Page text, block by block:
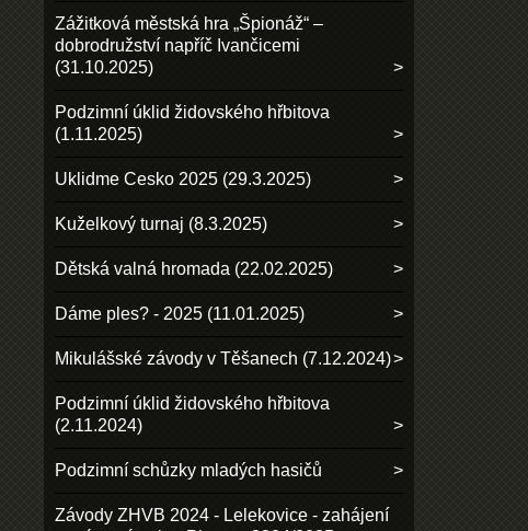
Zážitková městská hra „Špionáž“ –
dobrodružství napříč Ivančicemi
(31.10.2025)
Podzimní úklid židovského hřbitova
(1.11.2025)
Uklidme Cesko 2025 (29.3.2025)
Kuželkový turnaj (8.3.2025)
Dětská valná hromada (22.02.2025)
Dáme ples? - 2025 (11.01.2025)
Mikulášské závody v Těšanech (7.12.2024)
Podzimní úklid židovského hřbitova
(2.11.2024)
Podzimní schůzky mladých hasičů
Závody ZHVB 2024 - Lelekovice - zahájení